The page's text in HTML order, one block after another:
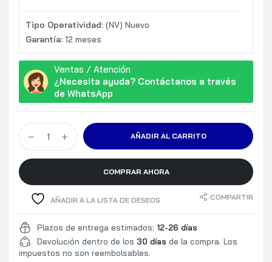
Tipo Operatividad: (NV) Nuevo
Garantía: 12 meses
Ventas / Atención
¿Necesita ayuda? Contáctanos a través
de WhatsApp
AÑADIR AL CARRITO
COMPRAR AHORA
AÑADIR A LA LISTA DE DESEOS COMPARTIR
Plazos de entrega estimados: 12-26 días
Devolución dentro de los 30 días de la compra. Los
impuestos no son reembolsables.